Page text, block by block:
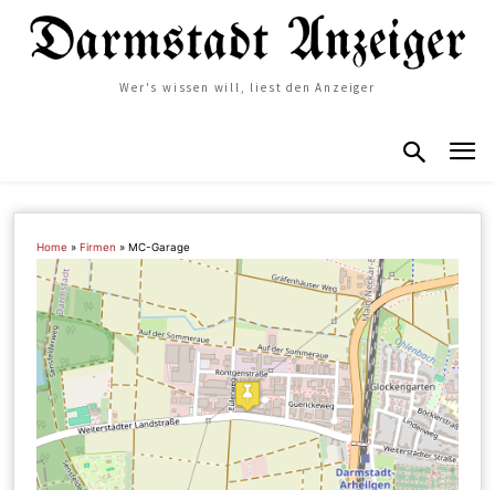
Wer's wissen will, liest den Anzeiger
Home »Firmen »MC-Garage